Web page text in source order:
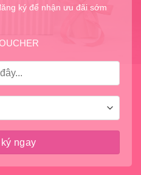
hoa) để cung cấp dưỡng
thọ của hoa. Bạn cũng
bằng cách pha 1 thìa
và 1 lít nước.
tránh ánh nắng trực tiếp
để giữ hoa tươi lâu
Tránh đặt hoa gần các
ký để nhận ưu đãi sớm